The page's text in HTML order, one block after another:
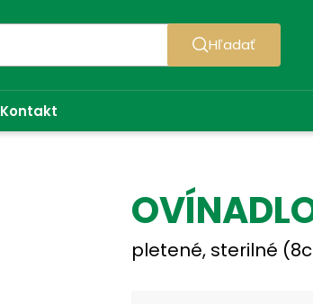
Hľadať
Kontakt
pletené, sterilné